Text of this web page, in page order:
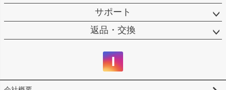
サポート
返品・交換